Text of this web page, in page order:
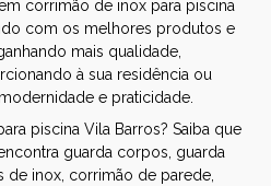
corrimão de inox para piscina
com os melhores produtos e
mais qualidade,
à sua residência ou
e praticidade.
piscina Vila Barros? Saiba que
guarda corpos, guarda
inox, corrimão de parede,